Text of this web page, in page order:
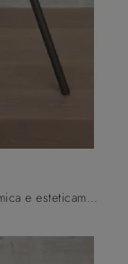
Con questa soluzione confortevole, ergonomica e esteticamente gradevole potrai completare il tuo progetto d'arredo e arricchire la stanza dove si ...